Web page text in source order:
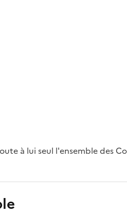
à lui seul l'ensemble des